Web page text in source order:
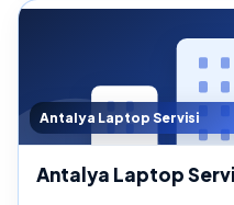
Antalya Laptop Servisi
Antalya Laptop